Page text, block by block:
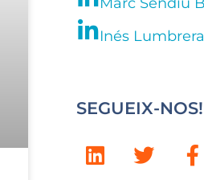
Inés
SEGUEIX-NOS!